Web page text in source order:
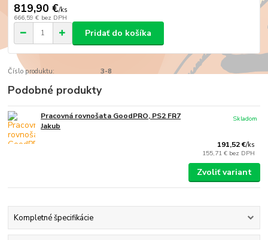
819,90 €/ks
666,59 € bez DPH
Pridať do košíka
Číslo produktu: 3-8
Podobné produkty
Pracovná rovnošata GoodPRO, PS2 FR7
Jakub
191,52 €/ks
155,71 € bez DPH
Skladom
Zvoliť variant
Kompletné špecifikácie